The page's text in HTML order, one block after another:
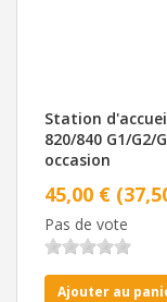
Station
820/840 G1/
occasion
45,00 €
Pas de vote
Ajouter au